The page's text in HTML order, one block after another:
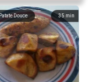
35 min
Douce